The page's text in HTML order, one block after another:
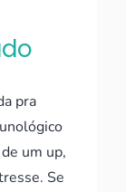
pra
um up,
Se